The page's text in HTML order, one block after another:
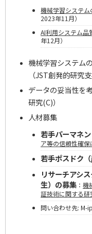
機械学習システ
2023年11月）
AI利用システム品
年12月）
機械学習システム
（JST創発的研究支
データの妥当性を
研究(C)）
人材募集
若手パーマネ
ア等の信頼性確
若手ポスドク（
リサーチアシ
生）の募集 ： 機
証技術に関する研
問い合わせ先: